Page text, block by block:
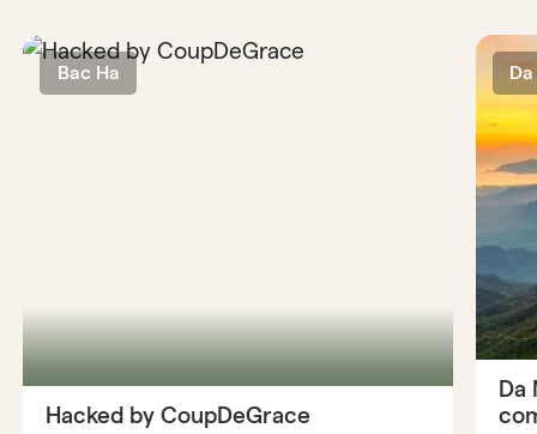
Bac Ha
Hacked by CoupDeGrace
Da